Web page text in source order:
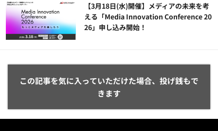
【3月18日(水)開催】メディアの未来を考
える「Media Innovation Conference 20
26」申し込み開始！
この記事を気に入っていただけた場合、投げ銭もで
きます